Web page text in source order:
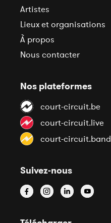
Artistes
Lieux et organisations
À propos
Nous contacter
Nos plateformes
court-circuit.be
court-circuit.live
court-circuit.band
Suivez-nous